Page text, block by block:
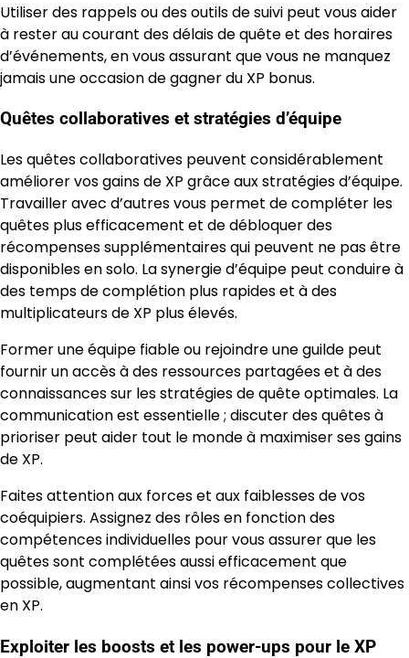
Utiliser des rappels ou des outils de suivi peut vous aider
à rester au courant des délais de quête et des horaires
d’événements, en vous assurant que vous ne manquez
jamais une occasion de gagner du XP bonus.
Quêtes collaboratives et stratégies d’équipe
Les quêtes collaboratives peuvent considérablement
améliorer vos gains de XP grâce aux stratégies d’équipe.
Travailler avec d’autres vous permet de compléter les
quêtes plus efficacement et de débloquer des
récompenses supplémentaires qui peuvent ne pas être
disponibles en solo. La synergie d’équipe peut conduire à
des temps de complétion plus rapides et à des
multiplicateurs de XP plus élevés.
Former une équipe fiable ou rejoindre une guilde peut
fournir un accès à des ressources partagées et à des
connaissances sur les stratégies de quête optimales. La
communication est essentielle ; discuter des quêtes à
prioriser peut aider tout le monde à maximiser ses gains
de XP.
Faites attention aux forces et aux faiblesses de vos
coéquipiers. Assignez des rôles en fonction des
compétences individuelles pour vous assurer que les
quêtes sont complétées aussi efficacement que
possible, augmentant ainsi vos récompenses collectives
en XP.
Exploiter les boosts et les power-ups pour le XP